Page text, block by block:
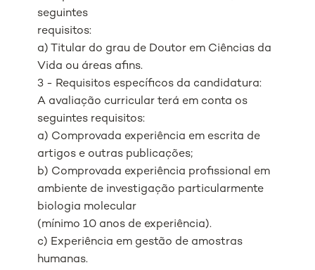
seguintes
requisitos:
a) Titular do grau de Doutor em Ciências da
Vida ou áreas afins.
3 - Requisitos específicos da candidatura:
A avaliação curricular terá em conta os
seguintes requisitos:
a) Comprovada experiência em escrita de
artigos e outras publicações;
b) Comprovada experiência profissional em
ambiente de investigação particularmente
biologia molecular
(mínimo 10 anos de experiência).
c) Experiência em gestão de amostras
humanas.